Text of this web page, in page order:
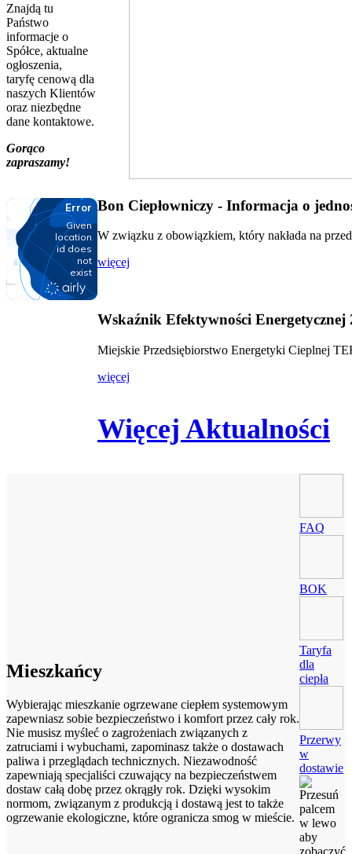
Znajdą tu
Państwo
informacje o
Spółce, aktualne
ogłoszenia,
taryfę cenową dla
naszych Klientów
oraz niezbędne
dane kontaktowe.
Gorąco
zapraszamy!
Bon Ciepłowniczy - Informacja o
W związku z obowiązkiem, który nakłada na
więcej
Wskaźnik Efektywności Energetycznej
Miejskie Przedsiębiorstwo Energetyki Cieplnej
więcej
Więcej Aktualności
Mieszkańcy
Wybierając mieszkanie ogrzewane ciepłem systemowym
zapewniasz sobie bezpieczeństwo i komfort przez cały rok.
Nie musisz myśleć o zagrożeniach związanych z
zatruciami i wybuchami, zapominasz także o dostawach
paliwa i przeglądach technicznych. Niezawodność
zapewniają specjaliści czuwający na bezpieczeństwem
dostaw całą dobę przez okrągły rok. Dzięki wysokim
normom, związanym z produkcją i dostawą jest to także
ogrzewanie ekologiczne, które ogranicza smog w mieście.
FAQ
BOK
Taryfa
dla
ciepła
Przerwy
w
dostawie